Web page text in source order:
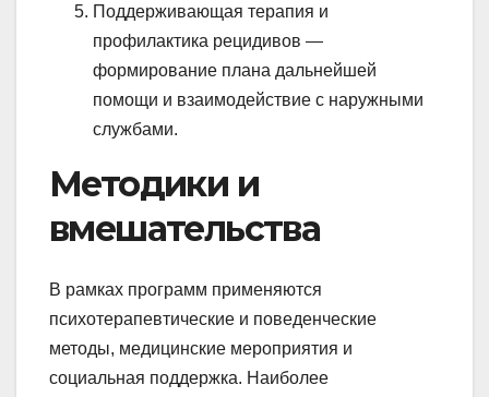
Поддерживающая терапия и
профилактика рецидивов —
формирование плана дальнейшей
помощи и взаимодействие с наружными
службами.
Методики и
вмешательства
В рамках программ применяются
психотерапевтические и поведенческие
методы, медицинские мероприятия и
социальная поддержка. Наиболее